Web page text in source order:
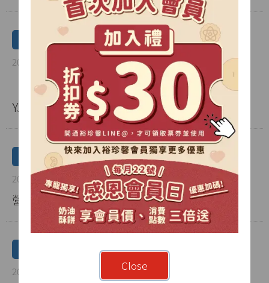
2024-03-01
【2026年起】每月22日！裕珍馨感恩會員日
YJS Member's day！❤️
公告
2024-02-26
營業點公告：台北101專櫃
2024-02-06 Close